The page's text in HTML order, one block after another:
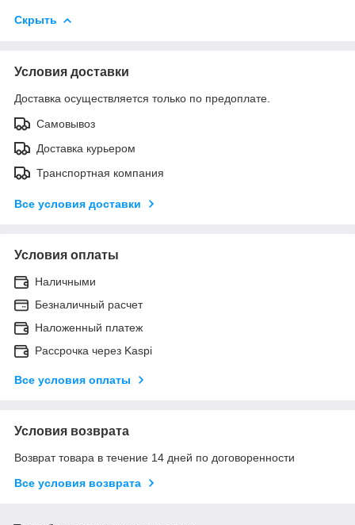
Скрыть
Условия доставки
Доставка осуществляется только по предоплате.
Самовывоз
Доставка курьером
Транспортная компания
Все условия доставки
Условия оплаты
Наличными
Безналичный расчет
Наложенный платеж
Рассрочка через Kaspi
Все условия оплаты
Условия возврата
Возврат товара в течение 14 дней по договоренности
Все условия возврата